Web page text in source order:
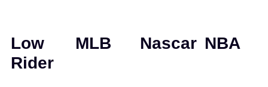
Low
Rider
MLB Nascar NBA